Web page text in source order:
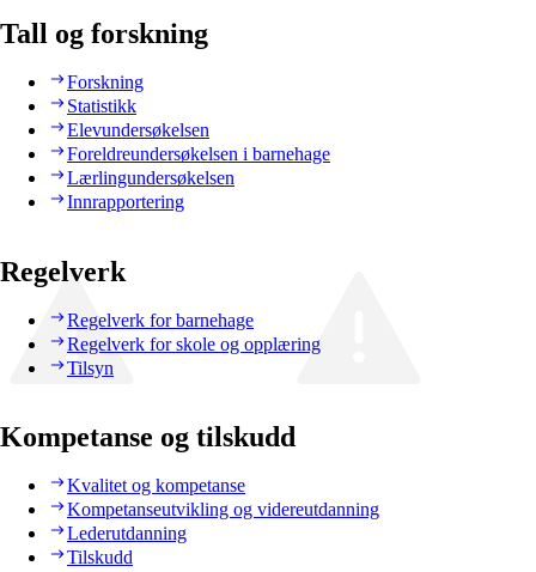
Tall og forskning
Forskning
Statistikk
Elevundersøkelsen
Foreldreundersøkelsen i barnehage
Lærlingundersøkelsen
Innrapportering
Regelverk
Regelverk for barnehage
Regelverk for skole og opplæring
Tilsyn
Kompetanse og tilskudd
Kvalitet og kompetanse
Kompetanseutvikling og videreutdanning
Lederutdanning
Tilskudd